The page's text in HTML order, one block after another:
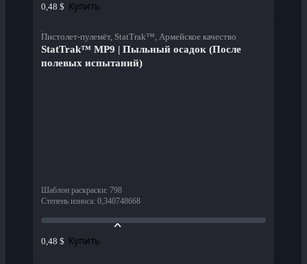
0,48 $ Купить
Пистолет-пулемёт, StatTrak™, Армейское качество
StatTrak™ MP9 | Пыльный осадок (После
полевых испытаний)
Шаблон раскраски: 798
Степень износа: 0,340748668
0,48 $ Купить